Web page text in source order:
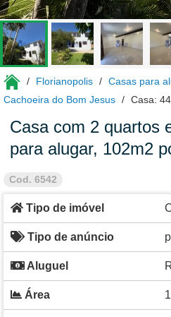
Florianopolis
Casas para
Cachoeira do Bom Jesus
Casa:
Casa com 2 quartos
para alugar, 102m2
Cod. 6542
Tipo de imóvel
Tipo de anúncio
Aluguel
Área